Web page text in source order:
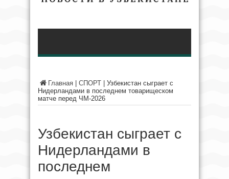
Главная СПОРТ
Узбекистан сыграет с
Нидерландами в последнем товарищеском
матче перед ЧМ-2026
Узбекистан сыграет с
Нидерландами в
последнем